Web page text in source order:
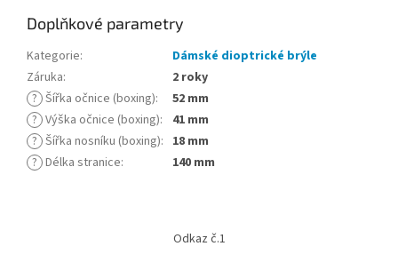
Doplňkové parametry
Kategorie:
Dámské dioptrické brýle
Záruka:
2 roky
? Šířka očnice (boxing):
52 mm
? Výška očnice (boxing):
41 mm
? Šířka nosníku (boxing): 18 mm
? Délka stranice: 140 mm
Odkaz č.1